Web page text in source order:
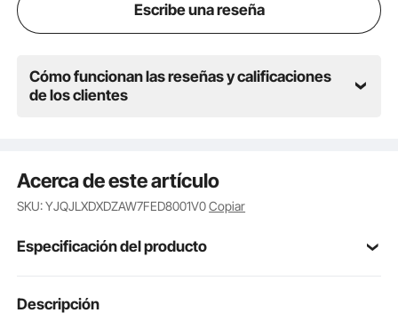
Escribe una reseña
Cómo funcionan las reseñas y calificaciones
de los clientes
Acerca de este artículo
SKU: YJQJLXDXDZAW7FED8001V0Copiar
Especificación del producto
Número de
modelo del
Descripción